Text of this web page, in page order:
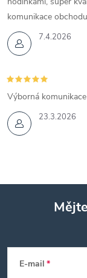
7.4.2026
komunikace
23.3.2026
Výborná komunikace
E-mail